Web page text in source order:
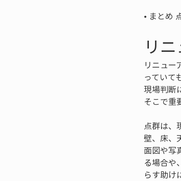
• まとめ
リ
リニュー
っていて
現場判断
そこで重
点群は、
壁、床、
面図や写
る場合や
らす助け